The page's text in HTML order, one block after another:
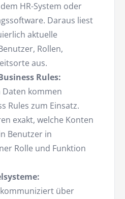
HR-System oder
Daraus liest
aktuelle
Rollen,
aus.
Rules:
Daten kommen
Rules zum Einsatz.
exakt, welche Konten
Benutzer in
Rolle und Funktion
über